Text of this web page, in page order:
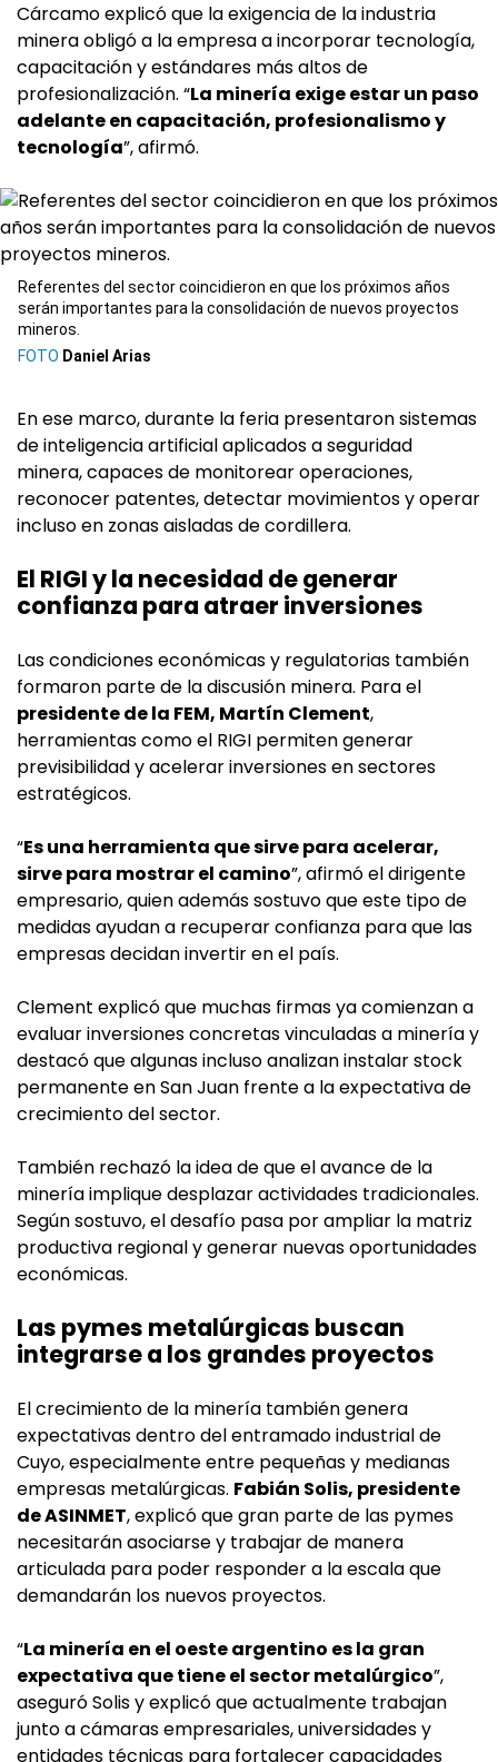
Cárcamo explicó que la exigencia de la industria
minera obligó a la empresa a incorporar tecnología,
capacitación y estándares más altos de
profesionalización. “La minería exige estar un paso
adelante en capacitación, profesionalismo y
tecnología”, afirmó.
Referentes del sector coincidieron en que los próximos años
serán importantes para la consolidación de nuevos proyectos
mineros.
Daniel Arias
En ese marco, durante la feria presentaron sistemas
de inteligencia artificial aplicados a seguridad
minera, capaces de monitorear operaciones,
reconocer patentes, detectar movimientos y operar
incluso en zonas aisladas de cordillera.
El RIGI y la necesidad de generar
confianza para atraer inversiones
Las condiciones económicas y regulatorias también
formaron parte de la discusión minera. Para el
presidente de la FEM, Martín Clement,
herramientas como el RIGI permiten generar
previsibilidad y acelerar inversiones en sectores
estratégicos.
“Es una herramienta que sirve para acelerar,
sirve para mostrar el camino”, afirmó el dirigente
empresario, quien además sostuvo que este tipo de
medidas ayudan a recuperar confianza para que las
empresas decidan invertir en el país.
Clement explicó que muchas firmas ya comienzan a
evaluar inversiones concretas vinculadas a minería y
destacó que algunas incluso analizan instalar stock
permanente en San Juan frente a la expectativa de
crecimiento del sector.
También rechazó la idea de que el avance de la
minería implique desplazar actividades tradicionales.
Según sostuvo, el desafío pasa por ampliar la matriz
productiva regional y generar nuevas oportunidades
económicas.
Las pymes metalúrgicas buscan
integrarse a los grandes proyectos
El crecimiento de la minería también genera
expectativas dentro del entramado industrial de
Cuyo, especialmente entre pequeñas y medianas
empresas metalúrgicas. Fabián Solis, presidente
de ASINMET, explicó que gran parte de las pymes
necesitarán asociarse y trabajar de manera
articulada para poder responder a la escala que
demandarán los nuevos proyectos.
“La minería en el oeste argentino es la gran
expectativa que tiene el sector metalúrgico”,
aseguró Solis y explicó que actualmente trabajan
junto a cámaras empresariales, universidades y
entidades técnicas para fortalecer capacidades